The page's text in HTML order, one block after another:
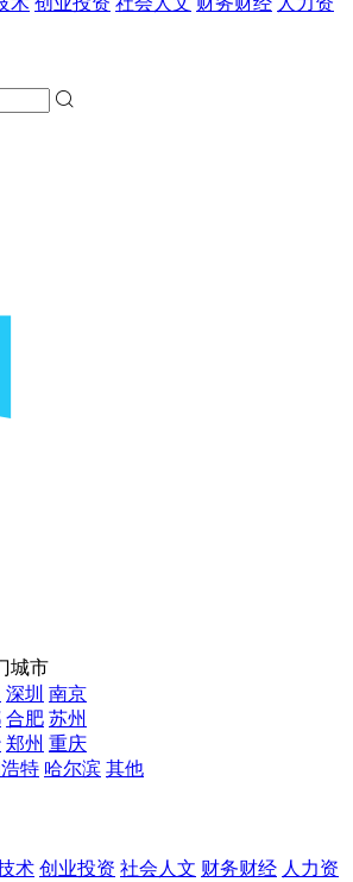
城市
深圳 南京
合肥 苏州
郑州 重庆
特 哈尔滨 其他
术 创业投资 社会人文 财务财经 人力资